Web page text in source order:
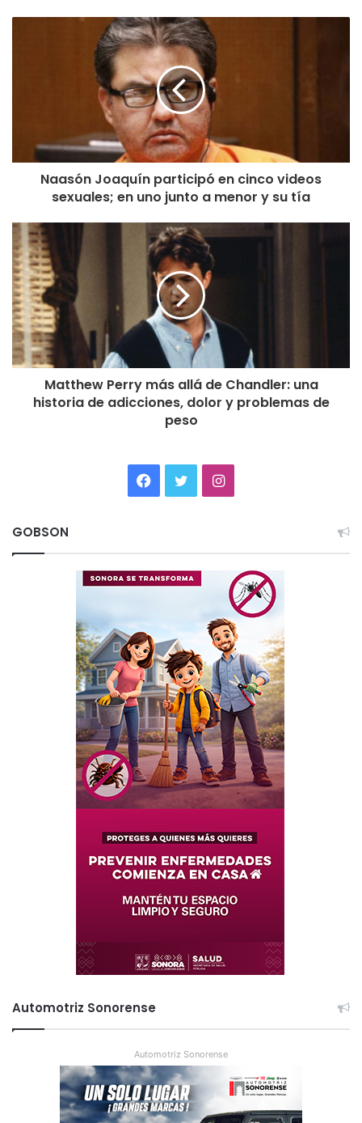
Naasón Joaquín participó en cinco videos
sexuales; en uno junto a menor y su tía
Matthew Perry más allá de Chandler: una
historia de adicciones, dolor y problemas de
peso
Facebook
TwitterInstagram
GOBSON
Automotriz Sonorense
Automotriz Sonorense